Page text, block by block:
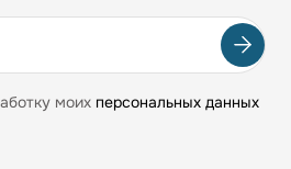
моих персональных данных